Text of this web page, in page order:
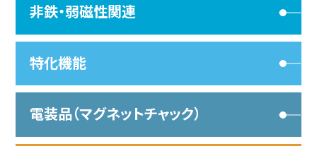
非鉄・弱磁性関連
特化機能
電装品（マグネットチャック）